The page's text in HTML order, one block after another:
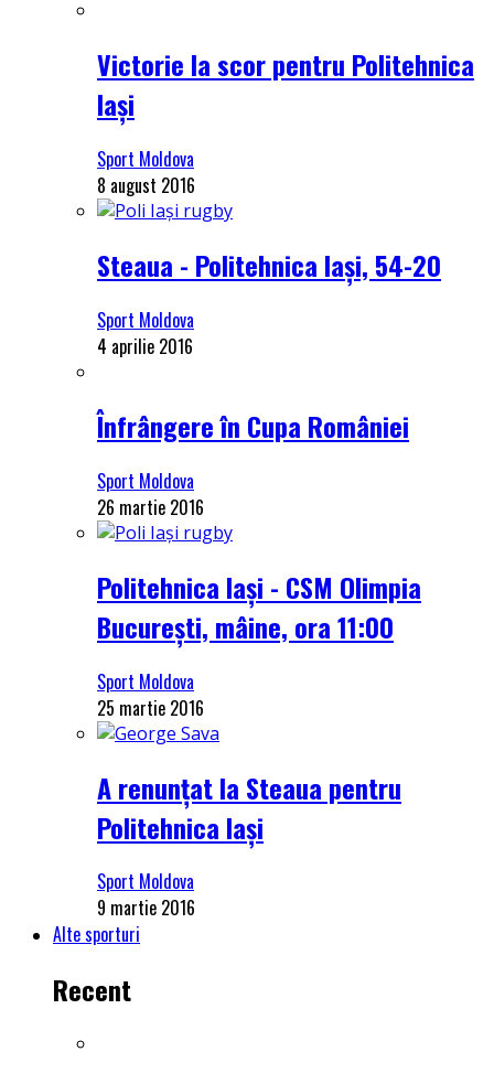
Victorie la scor pentru Politehnica
Iași
Sport Moldova
8 august 2016
Steaua - Politehnica Iași, 54-20
Sport Moldova
4 aprilie 2016
Înfrângere în Cupa României
Sport Moldova
26 martie 2016
Politehnica Iași - CSM Olimpia
București, mâine, ora 11:00
Sport Moldova
25 martie 2016
A renunțat la Steaua pentru
Politehnica Iași
Sport Moldova
9 martie 2016
Alte sporturi
Recent